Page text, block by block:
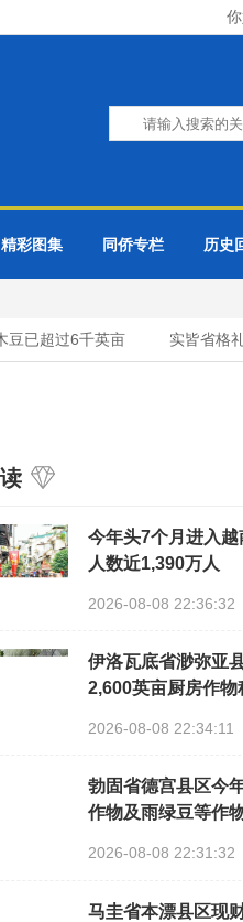
精彩图集 同侨专栏 历史
已超过6千英亩 实皆省格
今年头7个月进入
人数近1,390万人
2026-08-08 22:36:32
伊洛瓦底省渺弥亚
2,600英亩厨房作物
2026-08-08 22:34:11
勃固省德宫县区今
作物及雨绿豆等作
2026-08-08 22:31:32
马圭省本漂县区现